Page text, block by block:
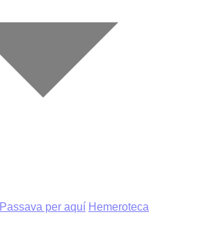
Passava per aquí Hemeroteca